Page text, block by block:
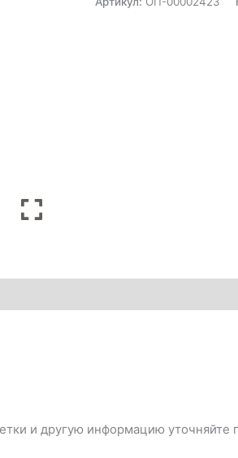
и другую информацию уточняйте